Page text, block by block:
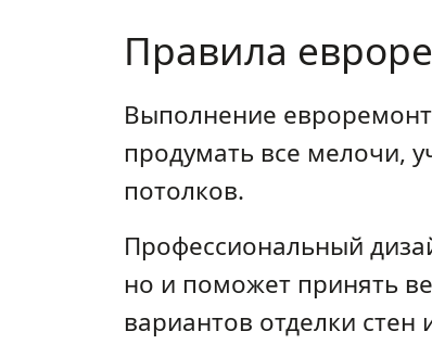
Правила
Выполнение
продумать все мелочи,
потолков.
Профессиональный
но и поможет принять
вариантов отделки